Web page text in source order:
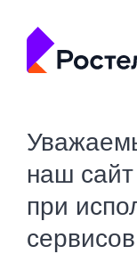
наш
при
сервисов